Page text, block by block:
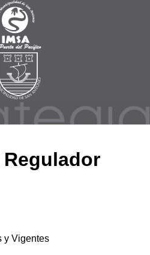
y Vigentes